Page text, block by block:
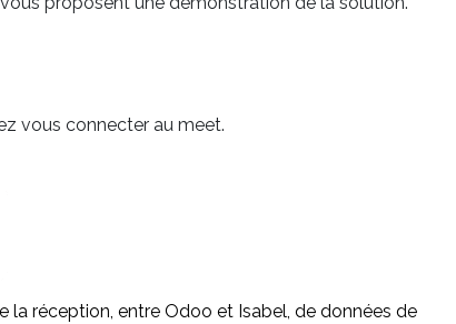
vous connecter au meet.
la réception, entre Odoo et Isabel, de données de